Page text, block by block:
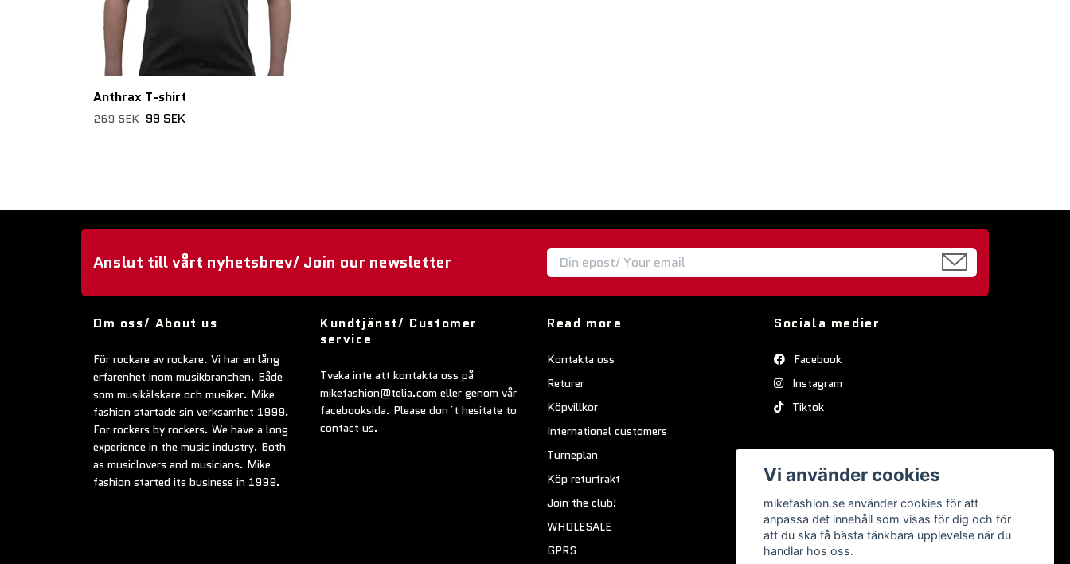
Anthrax T-shirt
269 SEK 99 SEK
Anslut till vårt nyhetsbrev/ Join our newsletter
Om oss/ About us
För rockare av rockare. Vi har en lång
erfarenhet inom musikbranchen. Både
som musikälskare och musiker. Mike
fashion startade sin verksamhet 1999.
For rockers by rockers. We have a long
experience in the music industry. Both
as musiclovers and musicians. Mike
fashion started its business in 1999.
Kundtjänst/ Customer
service
Tveka inte att kontakta oss på
mikefashion@telia.com eller genom vår
facebooksida. Please don´t hesitate to
contact us.
Read more
Kontakta oss
Returer
Köpvillkor
International customers
Turneplan
Köp returfrakt
Join the club!
WHOLESALE
GPRS
Sociala medier
Facebook
Instagram
Tiktok
Vi använder cookies
mikefashion.se använder cookies för att
anpassa det innehåll som visas för dig och för
att du ska få bästa tänkbara upplevelse när du
handlar hos oss.